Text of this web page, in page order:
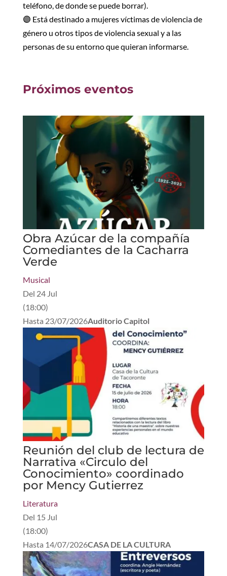
teléfono, de donde se puede borrar).
🟣 Está destinado a mujeres víctimas de violencia de
género u otros tipos de violencia sexual y a las
personas de su entorno que quieran informarse.
Próximos eventos
Obra Azúcar de la compañía
Comediantes de la Cacharra
Verde
Musical
Del 24 Jul
(18:00)
Hasta 23/07/2026Auditorio Capitol
Reunión del club de lectura de
Narrativa «Circulo del
Conocimiento» coordinado
por Mency Gutierrez
Literatura
Del 15 Jul
(18:00)
Hasta 14/07/2026CASA DE LA CULTURA